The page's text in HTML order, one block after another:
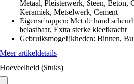
Metaal, Pleisterwerk, Steen, Beton,
Keramiek, Metselwerk, Cement
Eigenschappen: Met de hand
belastbaar, Extra sterke kleefkracht
Gebruiksmogelijkheden: Binnen,
Meer artikeldetails
Hoeveelheid (Stuks)